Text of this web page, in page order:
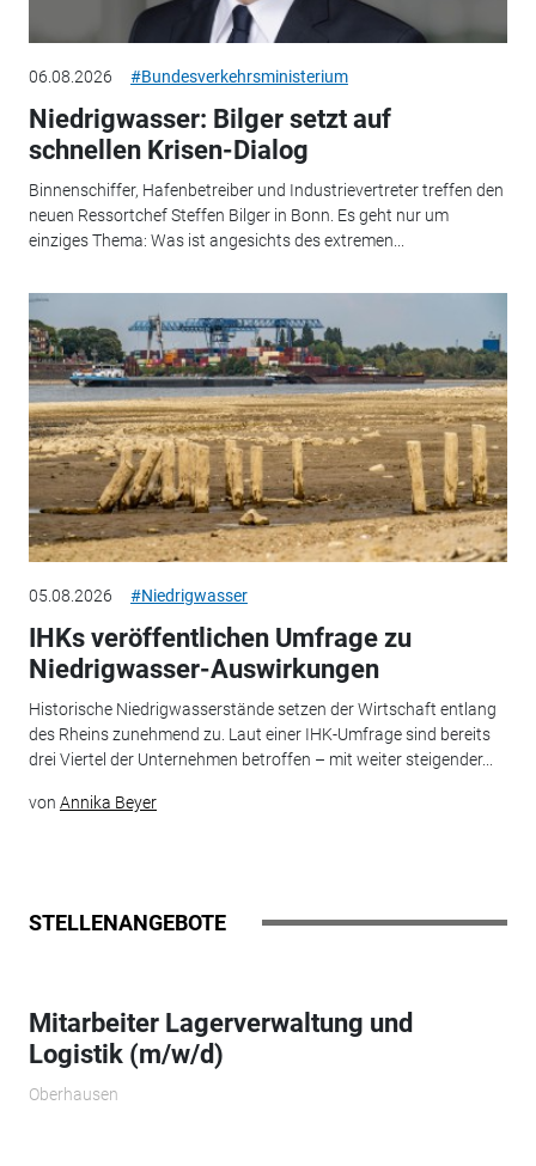
06.08.2026 #Bundesverkehrsministerium
Niedrigwasser: Bilger setzt auf
schnellen Krisen-Dialog
Binnenschiffer, Hafenbetreiber und Industrievertreter treffen den
neuen Ressortchef Steffen Bilger in Bonn. Es geht nur um
einziges Thema: Was ist angesichts des extremen...
05.08.2026 #Niedrigwasser
IHKs veröffentlichen Umfrage zu
Niedrigwasser-Auswirkungen
Historische Niedrigwasserstände setzen der Wirtschaft entlang
des Rheins zunehmend zu. Laut einer IHK-Umfrage sind bereits
drei Viertel der Unternehmen betroffen – mit weiter steigender...
von Annika Beyer
STELLENANGEBOTE
Mitarbeiter Lagerverwaltung und
Logistik (m/w/d)
Oberhausen